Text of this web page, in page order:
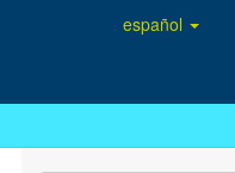
español